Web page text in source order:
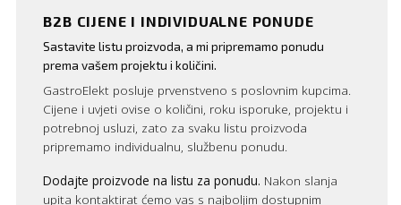
B2B CIJENE I INDIVIDUALNE PONUDE
Sastavite listu proizvoda, a mi pripremamo ponudu
prema vašem projektu i količini.
GastroElekt posluje prvenstveno s poslovnim kupcima.
Cijene i uvjeti ovise o količini, roku isporuke, projektu i
potrebnoj usluzi, zato za svaku listu proizvoda
pripremamo individualnu, službenu ponudu.
Dodajte proizvode na listu za ponudu. Nakon slanja
upita kontaktirat ćemo vas s najboljim dostupnim